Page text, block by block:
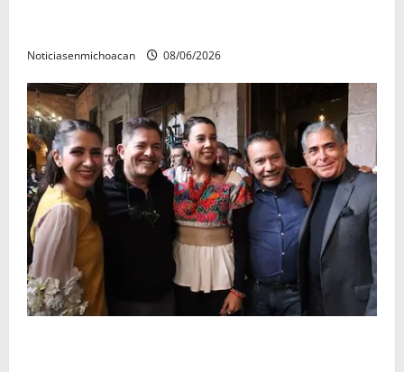
Noticiasenmichoacan 08/06/2026